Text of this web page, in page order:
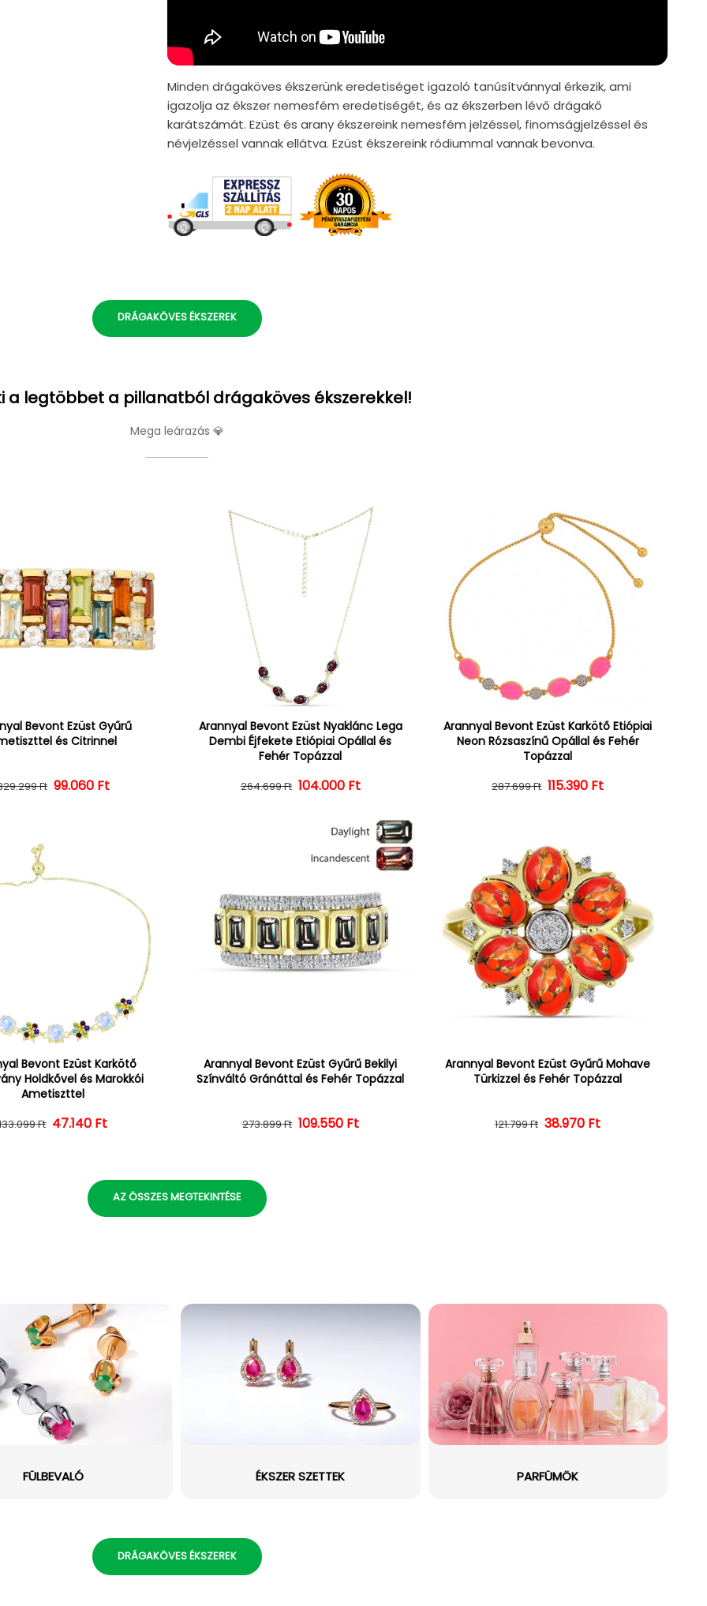
Minden drágaköves ékszerünk eredetiséget igazoló tanúsítvánnyal érkezik, ami
igazolja az ékszer nemesfém eredetiségét, és az ékszerben lévő drágakő
karátszámát. Ezüst és arany ékszereink nemesfém jelzéssel, finomságjelzéssel és
névjelzéssel vannak ellátva. Ezüst ékszereink ródiummal vannak bevonva.
DRÁGAKÖVES ÉKSZEREK
a legtöbbet a pillanatból drágaköves ékszerekkel!
Mega leárazás 💎
Bevont Ezüst Gyűrű
és Citrinnel
Normál ár
Ft Kedvezményes ár
99.060 Ft
Arannyal Bevont Ezüst Nyaklánc Lega
Dembi Éjfekete Etiópiai Opállal és
Fehér Topázzal
Normál ár
264.699 Ft Kedvezményes ár
104.000 Ft
Arannyal Bevont Ezüst Karkötő Etiópiai
Neon Rózsaszínű Opállal és Fehér
Topázzal
Normál ár
287.699 Ft Kedvezményes ár
115.390 Ft
Bevont Ezüst Karkötő
Holdkővel és Marokkói
Ametiszttel
Normál ár
Ft Kedvezményes ár
47.140 Ft
Arannyal Bevont Ezüst Gyűrű Bekilyi
Színváltó Gránáttal és Fehér Topázzal
Normál ár
273.899 Ft Kedvezményes ár
109.550 Ft
Arannyal Bevont Ezüst Gyűrű Mohave
Türkizzel és Fehér Topázzal
Normál ár
121.799 Ft Kedvezményes ár
38.970 Ft
AZ ÖSSZES MEGTEKINTÉSE
FÜLBEVALÓ ÉKSZER SZETTEK PARFÜMÖK
DRÁGAKÖVES ÉKSZEREK